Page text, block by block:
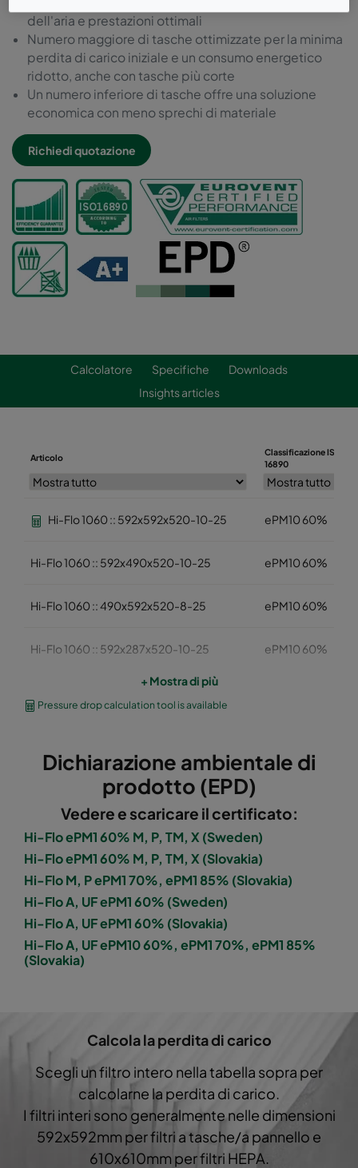
dell'aria e prestazioni ottimali
Numero maggiore di tasche ottimizzate per la minima
perdita di carico iniziale e un consumo energetico
ridotto, anche con tasche più corte
Un numero inferiore di tasche offre una soluzione
economica con meno sprechi di materiale
Richiedi quotazione
Calcolatore Specifiche
Downloads
Insights articles
Articolo
Classificazione ISO
16890
Hi-Flo 1060 :: 592x592x520-10-25 ePM10 60%
Hi-Flo 1060 :: 592x490x520-10-25 ePM10 60%
Hi-Flo 1060 :: 490x592x520-8-25 ePM10 60%
Hi-Flo 1060 :: 592x287x520-10-25 ePM10 60%
Hi-Flo 1060 :: 287x592x520-5-25
Hi-Flo 1060 :: 592x892x520-10-25
Hi-Flo 1060 :: 490x892x520-8-25 ePM10 60%
Hi-Flo 1060 :: 287x892x520-5-25
Hi-Flo 1060 :: 592x592x600-8-25
Hi-Flo 1060 :: 592x490x600-8-25 ePM10 60%
Hi-Flo 1060 :: 592x287x600-8-25 ePM10 60%
Hi-Flo 1060 :: 287x592x600-4-25 ePM10 60%
Hi-Flo 1060 :: 287x287x600-4-25 ePM10 60%
+ Mostra di più
Pressure drop calculation tool is available
Dichiarazione ambientale di
prodotto (EPD)
Vedere e scaricare il certificato:
Hi-Flo ePM1 60% M, P, TM, X (Sweden)
Hi-Flo ePM1 60% M, P, TM, X (Slovakia)
Hi-Flo M, P ePM1 70%, ePM1 85% (Slovakia)
Hi-Flo A, UF ePM1 60% (Sweden)
Hi-Flo A, UF ePM1 60% (Slovakia)
Hi-Flo A, UF ePM10 60%, ePM1 70%, ePM1 85%
(Slovakia)
Calcola la perdita di carico
Scegli un filtro intero nella tabella sopra per
calcolarne la perdita di carico.
I filtri interi sono generalmente nelle dimensioni
592x592mm per filtri a tasche/a pannello e
610x610mm per filtri HEPA.